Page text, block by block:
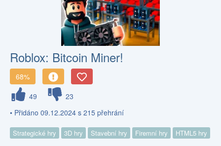
Roblox: Bitcoin Miner!
68%
49
23
• Přidáno 09.12.2024 s 215 přehrání
Strategické hry 3D hry Stavební hry Firemní hry HTML5 hry